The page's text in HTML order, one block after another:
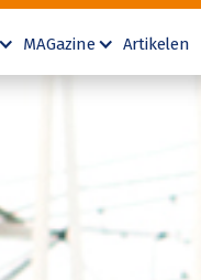
MAGazine Artikelen